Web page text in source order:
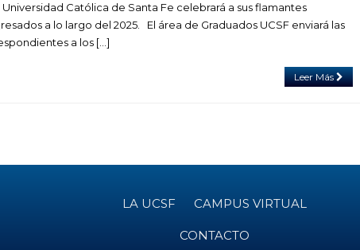
Universidad Católica de Santa Fe celebrará a sus flamantes
a lo largo del 2025. El área de Graduados UCSF enviará las
a los […]
Leer Más
LA UCSF CAMPUS VIRTUAL
CONTACTO